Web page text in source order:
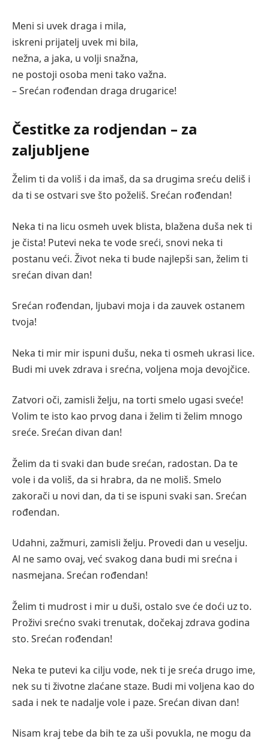
Meni si uvek draga i mila,
iskreni prijatelj uvek mi bila,
nežna, a jaka, u volji snažna,
ne postoji osoba meni tako važna.
– Srećan rođendan draga drugarice!
Čestitke za rodjendan – za
zaljubljene
Želim ti da voliš i da imaš, da sa drugima sreću deliš i
da ti se ostvari sve što poželiš. Srećan rođendan!
Neka ti na licu osmeh uvek blista, blažena duša nek ti
je čista! Putevi neka te vode sreći, snovi neka ti
postanu veći. Život neka ti bude najlepši san, želim ti
srećan divan dan!
Srećan rođendan, ljubavi moja i da zauvek ostanem
tvoja!
Neka ti mir mir ispuni dušu, neka ti osmeh ukrasi lice.
Budi mi uvek zdrava i srećna, voljena moja devojčice.
Zatvori oči, zamisli želju, na torti smelo ugasi sveće!
Volim te isto kao prvog dana i želim ti želim mnogo
sreće. Srećan divan dan!
Želim da ti svaki dan bude srećan, radostan. Da te
vole i da voliš, da si hrabra, da ne moliš. Smelo
zakorači u novi dan, da ti se ispuni svaki san. Srećan
rođendan.
Udahni, zažmuri, zamisli želju. Provedi dan u veselju.
Al ne samo ovaj, već svakog dana budi mi srećna i
nasmejana. Srećan rođendan!
Želim ti mudrost i mir u duši, ostalo sve će doći uz to.
Proživi srećno svaki trenutak, dočekaj zdrava godina
sto. Srećan rođendan!
Neka te putevi ka cilju vode, nek ti je sreća drugo ime,
nek su ti životne zlaćane staze. Budi mi voljena kao do
sada i nek te nadalje vole i paze. Srećan divan dan!
Nisam kraj tebe da bih te za uši povukla, ne mogu da